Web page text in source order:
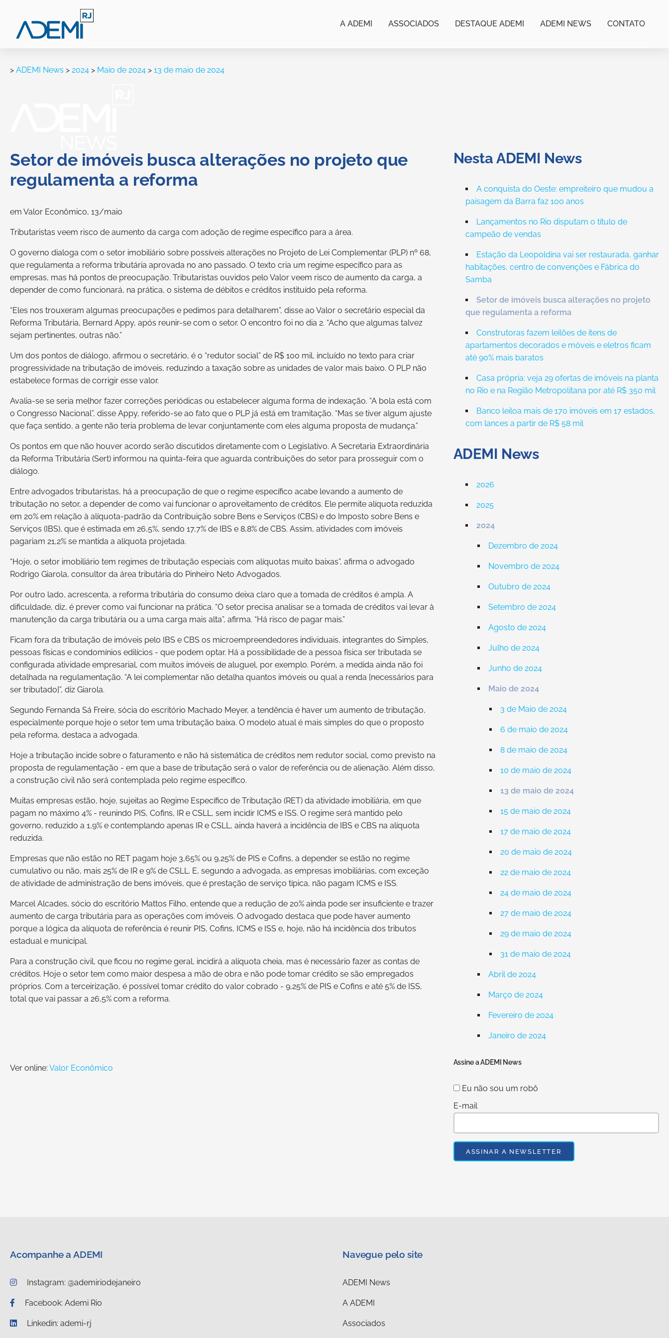
A ADEMI ASSOCIADOS DESTAQUE ADEMI ADEMI NEWS CONTATO
> ADEMI News > 2024 > Maio de 2024 > 13 de maio de 2024
Setor de imóveis busca alterações no projeto que
regulamenta a reforma
em Valor Econômico, 13/maio
Tributaristas veem risco de aumento da carga com adoção de regime específico para a área.
O governo dialoga com o setor imobiliário sobre possíveis alterações no Projeto de Lei Complementar (PLP) nº 68,
que regulamenta a reforma tributária aprovada no ano passado. O texto cria um regime específico para as
empresas, mas há pontos de preocupação. Tributaristas ouvidos pelo Valor veem risco de aumento da carga, a
depender de como funcionará, na prática, o sistema de débitos e créditos instituído pela reforma.
“Eles nos trouxeram algumas preocupações e pedimos para detalharem”, disse ao Valor o secretário especial da
Reforma Tributária, Bernard Appy, após reunir-se com o setor. O encontro foi no dia 2. “Acho que algumas talvez
sejam pertinentes, outras não.”
Um dos pontos de diálogo, afirmou o secretário, é o “redutor social” de R$ 100 mil, incluído no texto para criar
progressividade na tributação de imóveis, reduzindo a taxação sobre as unidades de valor mais baixo. O PLP não
estabelece formas de corrigir esse valor.
Avalia-se se seria melhor fazer correções periódicas ou estabelecer alguma forma de indexação. “A bola está com
o Congresso Nacional”, disse Appy, referido-se ao fato que o PLP já está em tramitação. “Mas se tiver algum ajuste
que faça sentido, a gente não teria problema de levar conjuntamente com eles alguma proposta de mudança.”
Os pontos em que não houver acordo serão discutidos diretamente com o Legislativo. A Secretaria Extraordinária
da Reforma Tributária (Sert) informou na quinta-feira que aguarda contribuições do setor para prosseguir com o
diálogo.
Entre advogados tributaristas, há a preocupação de que o regime específico acabe levando a aumento de
tributação no setor, a depender de como vai funcionar o aproveitamento de créditos. Ele permite alíquota reduzida
em 20% em relação à alíquota-padrão da Contribuição sobre Bens e Serviços (CBS) e do Imposto sobre Bens e
Serviços (IBS), que é estimada em 26,5%, sendo 17,7% de IBS e 8,8% de CBS. Assim, atividades com imóveis
pagariam 21,2% se mantida a alíquota projetada.
“Hoje, o setor imobiliário tem regimes de tributação especiais com alíquotas muito baixas”, afirma o advogado
Rodrigo Giarola, consultor da área tributária do Pinheiro Neto Advogados.
Por outro lado, acrescenta, a reforma tributária do consumo deixa claro que a tomada de créditos é ampla. A
dificuldade, diz, é prever como vai funcionar na prática. “O setor precisa analisar se a tomada de créditos vai levar à
manutenção da carga tributária ou a uma carga mais alta”, afirma. “Há risco de pagar mais.”
Ficam fora da tributação de imóveis pelo IBS e CBS os microempreendedores individuais, integrantes do Simples,
pessoas físicas e condomínios edilícios - que podem optar. Há a possibilidade de a pessoa física ser tributada se
configurada atividade empresarial, com muitos imóveis de aluguel, por exemplo. Porém, a medida ainda não foi
detalhada na regulamentação. “A lei complementar não detalha quantos imóveis ou qual a renda [necessários para
ser tributado]”, diz Giarola.
Segundo Fernanda Sá Freire, sócia do escritório Machado Meyer, a tendência é haver um aumento de tributação,
especialmente porque hoje o setor tem uma tributação baixa. O modelo atual é mais simples do que o proposto
pela reforma, destaca a advogada.
Hoje a tributação incide sobre o faturamento e não há sistemática de créditos nem redutor social, como previsto na
proposta de regulamentação - em que a base de tributação será o valor de referência ou de alienação. Além disso,
a construção civil não será contemplada pelo regime específico.
Muitas empresas estão, hoje, sujeitas ao Regime Específico de Tributação (RET) da atividade imobiliária, em que
pagam no máximo 4% - reunindo PIS, Cofins, IR e CSLL, sem incidir ICMS e ISS. O regime será mantido pelo
governo, reduzido a 1,9% e contemplando apenas IR e CSLL, ainda haverá a incidência de IBS e CBS na alíquota
reduzida.
Empresas que não estão no RET pagam hoje 3,65% ou 9,25% de PIS e Cofins, a depender se estão no regime
cumulativo ou não, mais 25% de IR e 9% de CSLL. E, segundo a advogada, as empresas imobiliárias, com exceção
de atividade de administração de bens imóveis, que é prestação de serviço típica, não pagam ICMS e ISS.
Marcel Alcades, sócio do escritório Mattos Filho, entende que a redução de 20% ainda pode ser insuficiente e trazer
aumento de carga tributária para as operações com imóveis. O advogado destaca que pode haver aumento
porque a lógica da alíquota de referência é reunir PIS, Cofins, ICMS e ISS e, hoje, não há incidência dos tributos
estadual e municipal.
Para a construção civil, que ficou no regime geral, incidirá a alíquota cheia, mas é necessário fazer as contas de
créditos. Hoje o setor tem como maior despesa a mão de obra e não pode tomar crédito se são empregados
próprios. Com a terceirização, é possível tomar crédito do valor cobrado - 9,25% de PIS e Cofins e até 5% de ISS,
total que vai passar a 26,5% com a reforma.
Ver online: Valor Econômico
Nesta ADEMI News
A conquista do Oeste: empreiteiro que mudou a
paisagem da Barra faz 100 anos
Lançamentos no Rio disputam o título de
campeão de vendas
Estação da Leopoldina vai ser restaurada, ganhar
habitações, centro de convenções e Fábrica do
Samba
Setor de imóveis busca alterações no projeto
que regulamenta a reforma
Construtoras fazem leilões de itens de
apartamentos decorados e móveis e eletros ficam
até 90% mais baratos
Casa própria: veja 29 ofertas de imóveis na planta
no Rio e na Região Metropolitana por até R$ 350 mil
Banco leiloa mais de 170 imóveis em 17 estados,
com lances a partir de R$ 58 mil
ADEMI News
2026
2025
2024
Dezembro de 2024
Novembro de 2024
Outubro de 2024
Setembro de 2024
Agosto de 2024
Julho de 2024
Junho de 2024
Maio de 2024
3 de Maio de 2024
6 de maio de 2024
8 de maio de 2024
10 de maio de 2024
13 de maio de 2024
15 de maio de 2024
17 de maio de 2024
20 de maio de 2024
22 de maio de 2024
24 de maio de 2024
27 de maio de 2024
29 de maio de 2024
31 de maio de 2024
Abril de 2024
Março de 2024
Fevereiro de 2024
Janeiro de 2024
Assine a ADEMI News
Eu não sou um robô
E-mail
Acompanhe a ADEMI
Instagram: @ademiriodejaneiro
Facebook: Ademi Rio
Linkedin: ademi-rj
Navegue pelo site
ADEMI News
A ADEMI
Associados